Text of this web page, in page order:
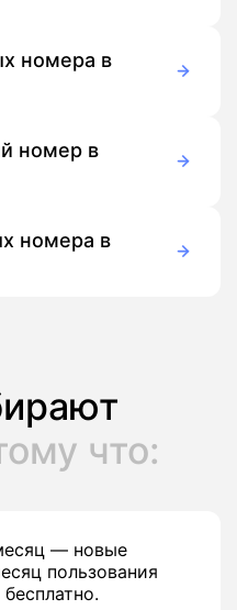
номера в
номер в
номера в
что:
— новые
пользования